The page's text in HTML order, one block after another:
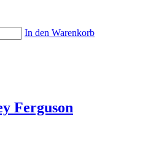
In den Warenkorb
Ferguson